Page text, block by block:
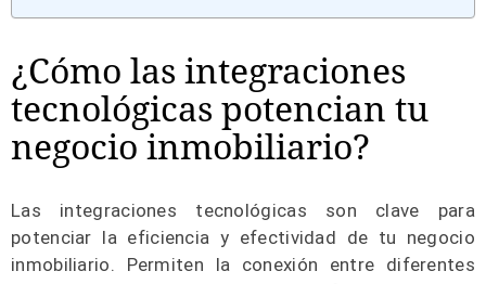
¿Cómo las integraciones
tecnológicas potencian tu
negocio inmobiliario?
Las integraciones tecnológicas son clave para
potenciar la eficiencia y efectividad de tu negocio
inmobiliario. Permiten la conexión entre diferentes